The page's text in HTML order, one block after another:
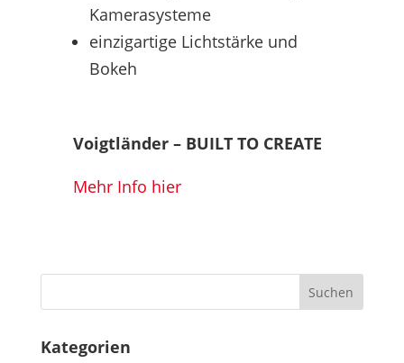
Kamerasysteme
einzigartige Lichtstärke und
Bokeh
Voigtländer – BUILT TO CREATE
Mehr Info hier
Kategorien